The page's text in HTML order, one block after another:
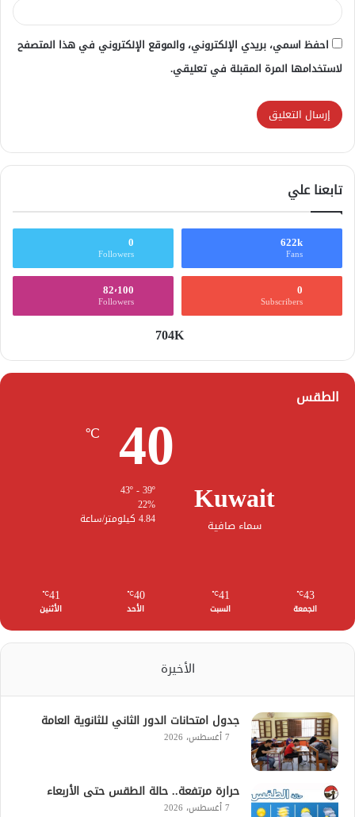
احفظ اسمي، بريدي الإلكتروني، والموقع الإلكتروني في هذا المتصفح
لاستخدامها المرة المقبلة في تعليقي.
تابعنا علي
622k
Fans
0
Followers
0
Subscribers
82٬100
Followers
704K
الطقس
Kuwait
سماء صافية
40
℃
22%
4.84 كيلومتر/ساعة
43
℃
الجمعة
41
℃
السبت
40
℃
الأحد
41
℃
الأثنين
الأخيرة
جدول امتحانات الدور الثاني للثانوية العامة
7 أغسطس، 2026
حرارة مرتفعة.. حالة الطقس حتى الأربعاء
7 أغسطس، 2026